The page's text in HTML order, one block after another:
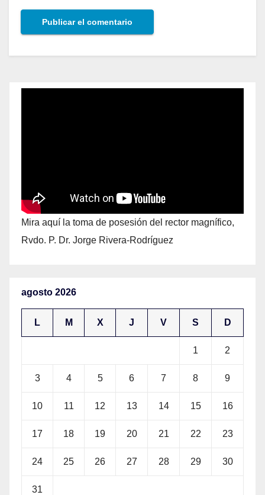
Mira aquí la toma de posesión del rector magnífico,
Rvdo. P. Dr. Jorge Rivera-Rodríguez
agosto 2026
L M X J V S D
1 2
3 4 5 6 7 8 9
10 11 12 13 14 15 16
17 18 19 20 21 22 23
24 25 26 27 28 29 30
31